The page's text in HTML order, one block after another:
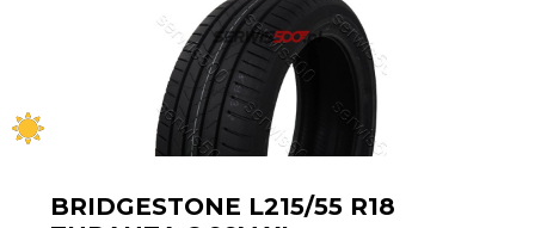
BRIDGESTONE L215/55 R18